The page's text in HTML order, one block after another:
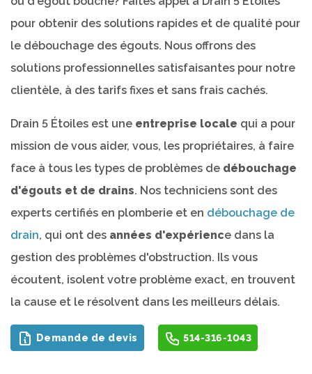
pour obtenir des solutions rapides et de qualité pour
le débouchage des égouts. Nous offrons des
solutions professionnelles satisfaisantes pour notre
clientèle, à des tarifs fixes et sans frais cachés.
Drain 5 Étoiles est une entreprise locale qui a pour
mission de vous aider, vous, les propriétaires, à faire
face à tous les types de problèmes de débouchage
d'égouts et de drains. Nos techniciens sont des
experts certifiés en plomberie et en débouchage de
drain, qui ont des années d'expérience dans la
gestion des problèmes d'obstruction. Ils vous
écoutent, isolent votre problème exact, en trouvent
la cause et le résolvent dans les meilleurs délais.
Demande de devis 514-316-1043